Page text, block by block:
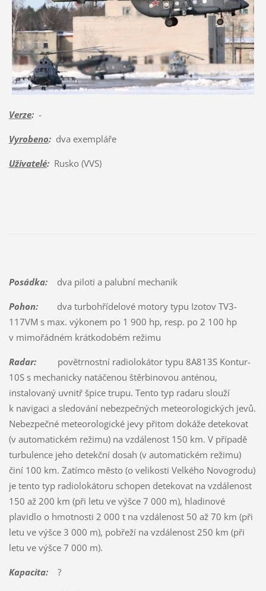
Verze:-
Vyrobeno:dva exempláře
Uživatelé:Rusko (VVS)
Posádka:dva piloti a palubní mechanik
Pohon:dva turbohřídelové motory typu Izotov TV3-
117VM s max. výkonem po 1 900 hp, resp. po 2 100 hp
v mimořádném krátkodobém režimu
Radar:povětrnostní radiolokátor typu 8A813S Kontur-
10S s mechanicky natáčenou štěrbinovou anténou,
instalovaný uvnitř špice trupu. Tento typ radaru slouží
k navigaci a sledování nebezpečných meteorologických jevů.
Nebezpečné meteorologické jevy přitom dokáže detekovat
(v automatickém režimu) na vzdálenost 150 km. V případě
turbulence jeho detekční dosah (v automatickém režimu)
činí 100 km. Zatímco město (o velikosti Velkého Novogrodu)
je tento typ radiolokátoru schopen detekovat na vzdálenost
150 až 200 km (při letu ve výšce 7 000 m), hladinové
plavidlo o hmotnosti 2 000 t na vzdálenost 50 až 70 km (při
letu ve výšce 3 000 m), pobřeží na vzdálenost 250 km (při
letu ve výšce 7 000 m).
Kapacita:?